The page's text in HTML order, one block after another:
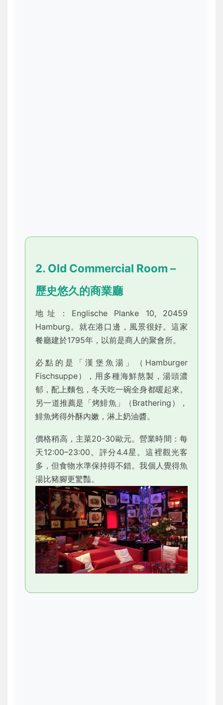
2. Old Commercial Room –
歷史悠久的商業廳
地址：Englische Planke 10, 20459
Hamburg。就在港口邊，風景很好。這家
餐廳建於1795年，以前是商人的聚會所。
必點的是「漢堡魚湯」（Hamburger
Fischsuppe），用多種海鮮熬製，湯頭濃
郁，配上麵包，冬天吃一碗全身都暖起來。
另一道推薦是「烤鯡魚」（Brathering），
鯡魚烤得外酥內嫩，淋上奶油醬。
價格稍高，主菜20-30歐元。營業時間：每
天12:00–23:00。評分4.4星。這裡觀光客
多，但食物水準保持得不錯。我個人覺得魚
湯比豬腳更驚豔。